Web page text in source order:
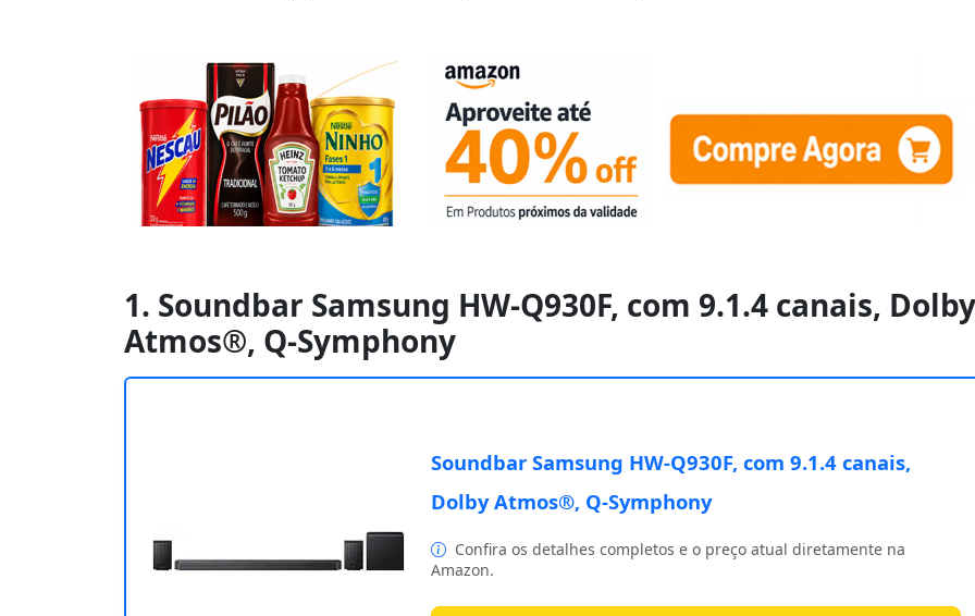
1. Soundbar Samsung HW-Q930F, com 9.1.4 canais, Dolby
Atmos®, Q-Symphony
Soundbar Samsung HW-Q930F, com 9.1.4 canais,
Dolby Atmos®, Q-Symphony
Confira os detalhes completos e o preço atual diretamente na
Amazon.